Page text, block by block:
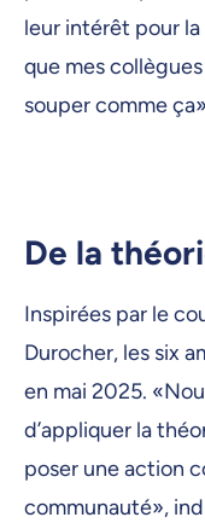
leur intérêt pour
que mes
souper comme
De la
Inspirées par le
Durocher, les six
en mai 2025.
d’appliquer la
poser une action
communauté»,